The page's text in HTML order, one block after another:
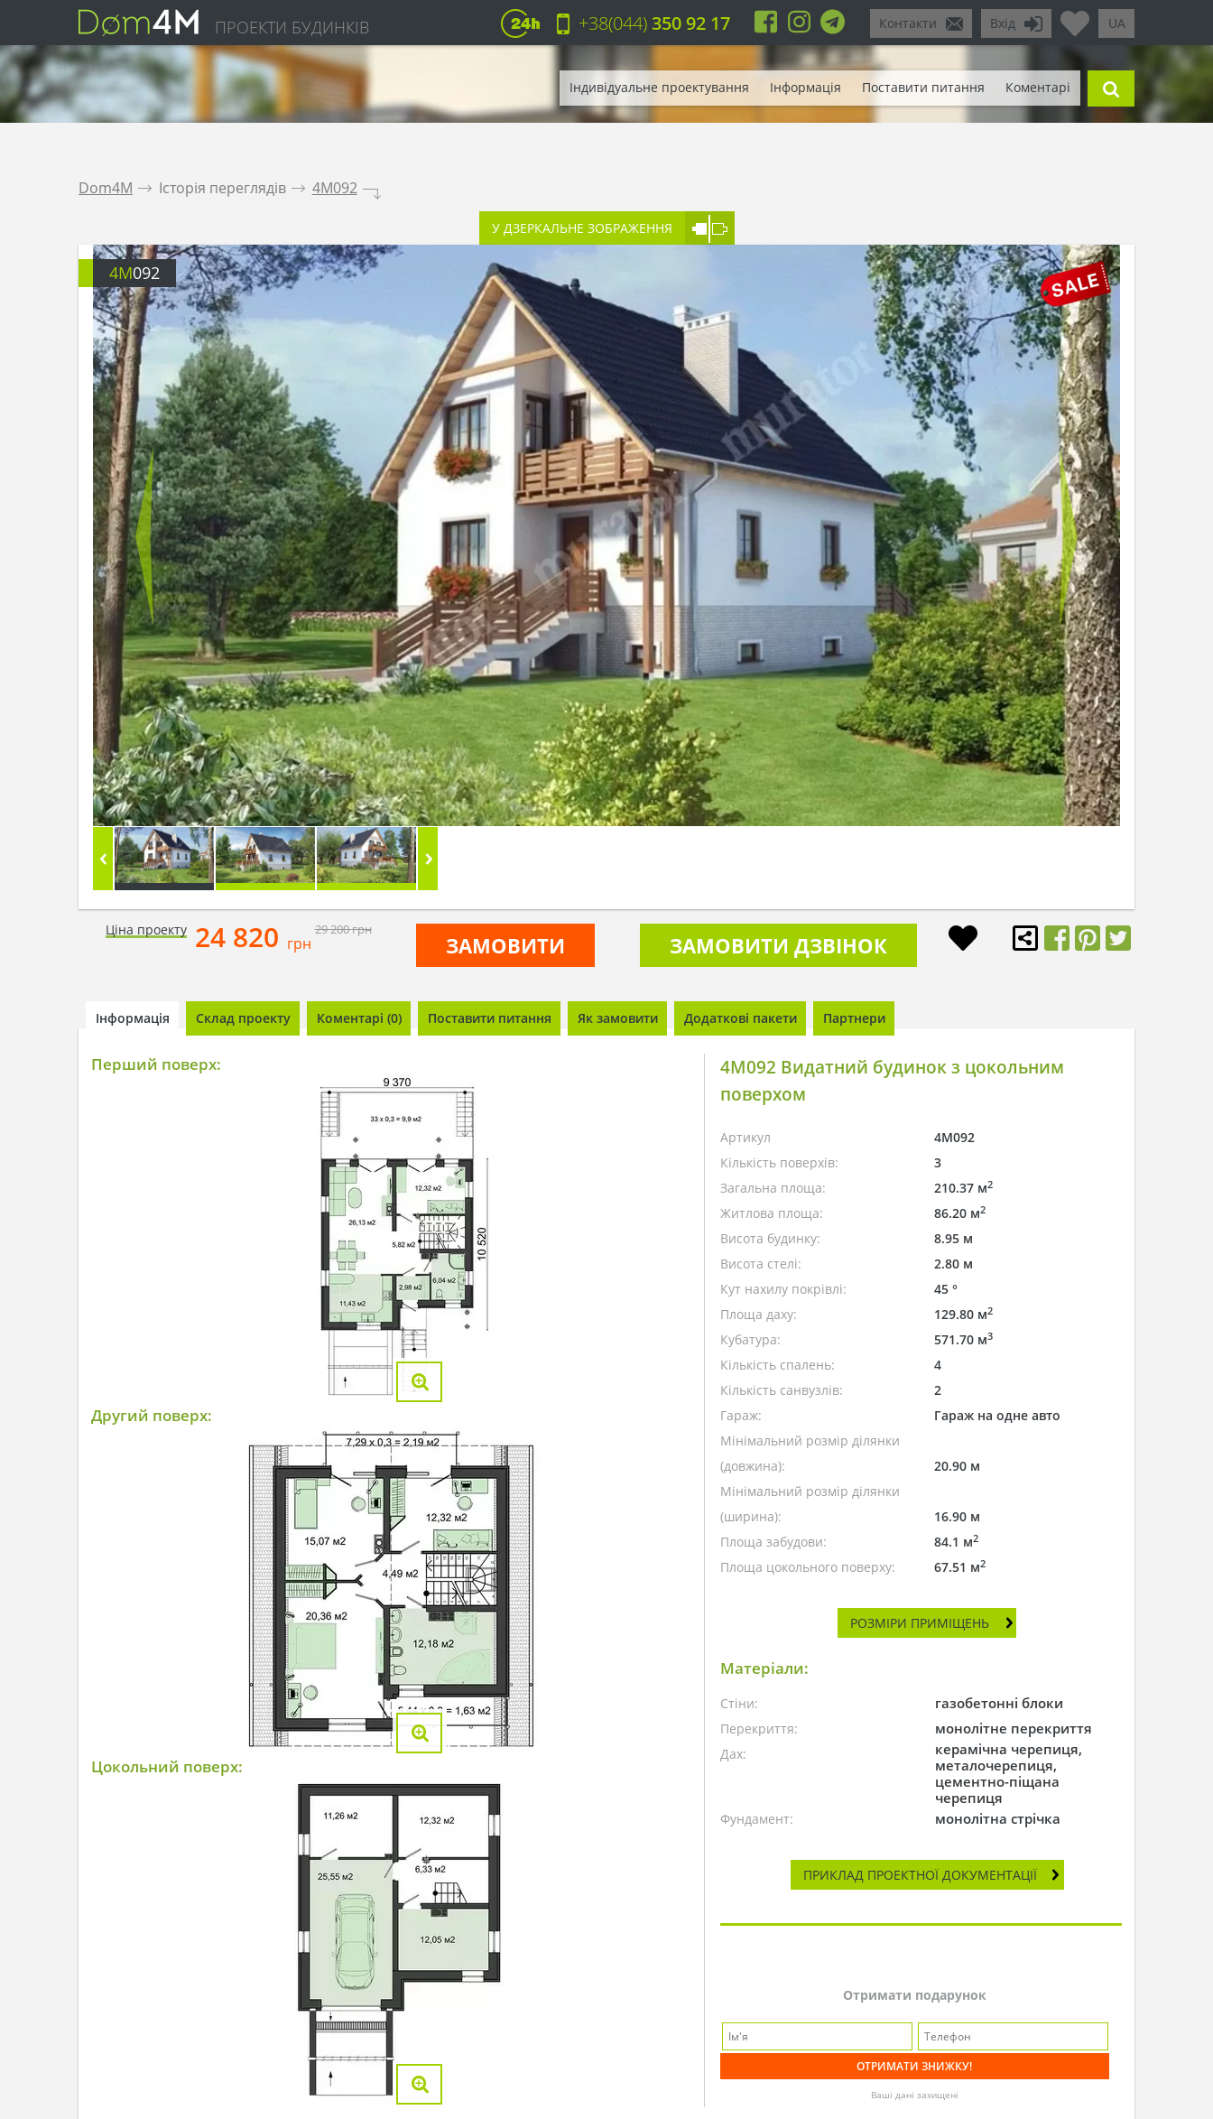
ПРОЕКТИ БУДИНКІВ UA
Вхід
Контакти
+38(044)350 92 17
Індивідуальне проектування Інформація Поставити питання Коментарі
Dom4M . Історія переглядів . 4M092 .
У ДЗЕРКАЛЬНЕ ЗОБРАЖЕННЯ
4M092
Ціна проекту 24 820 грн
29 200грн
ЗАМОВИТИ ЗАМОВИТИ ДЗВІНОК
Інформація Склад проекту Коментарі (0) Поставити питання Як замовити Додаткові пакети Партнери
Перший поверх:
Другий поверх:
Цокольний поверх:
4M092 Видатний будинок з цокольним
поверхом
Артикул
4M092
Кількість поверхів:
3
Загальна площа:
210.37 м2
Житлова площа: 86.20 м2
Висота будинку:
8.95 м
Висота стелі:
2.80 м
Кут нахилу покрівлі:
45 °
Площа даху:
129.80 м2
Кубатура: 571.70 м3
Кількість спалень:
4
Кількість санвузлів:
2
Гараж:
Гараж на одне авто
Мінімальний розмір ділянки
(довжина):
20.90 м
Мінімальний розмір ділянки
(ширина):
16.90 м
Площа забудови:
84.1 м2
Площа цокольного поверху: 67.51 м2
РОЗМІРИ ПРИМІЩЕНЬ
Матеріали:
Стіни: газобетонні блоки
Перекриття: монолітне перекриття
Дах:
керамічна черепиця,
металочерепиця,
цементно-піщана
черепиця
Фундамент: монолітна стрічка
ПРИКЛАД ПРОЕКТНОЇ ДОКУМЕНТАЦІЇ
Отримати подарунок
Ваші дані захищені